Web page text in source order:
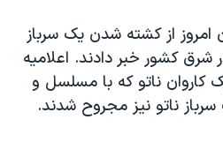
صلح
«سی‌پک»
امروز از کشته شدن يک سرباز
شرق کشور خبر دادند. اعلاميه
کاروان ناتو که با مسلسل و
ناتو نيز مجروح شدند.